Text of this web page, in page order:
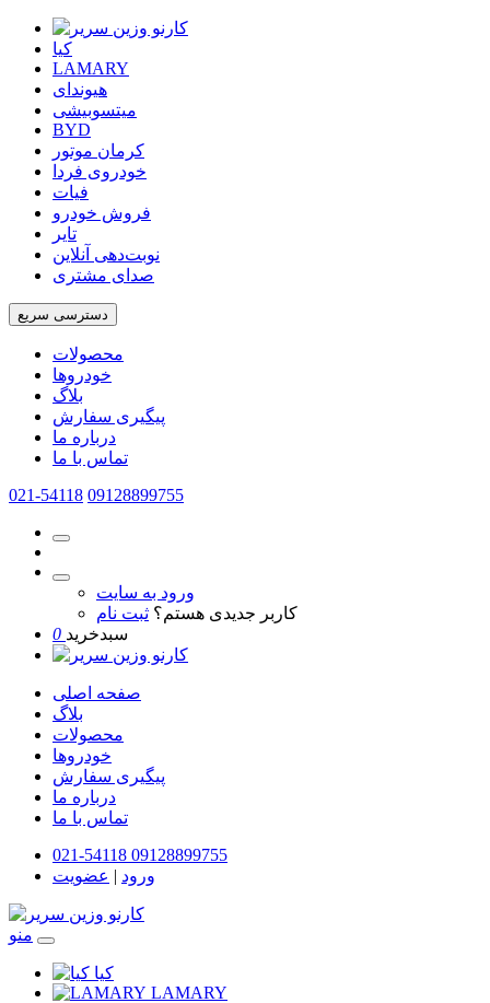
کیا
LAMARY
هیوندای
میتسوبیشی
BYD
کرمان موتور
خودروی فردا
فیات
فروش خودرو
تایر
نوبت‌دهی آنلاین
صدای مشتری
دسترسی سریع
محصولات
خودروها
بلاگ
پیگیری سفارش
درباره ما
تماس با ما
021-54118 09128899755
ورود به سایت
کاربر جدیدی هستم؟ ثبت نام
0 سبدخرید
صفحه اصلی
بلاگ
محصولات
خودروها
پیگیری سفارش
درباره ما
تماس با ما
021-54118 09128899755
ورود | عضویت
منو
کیا
LAMARY